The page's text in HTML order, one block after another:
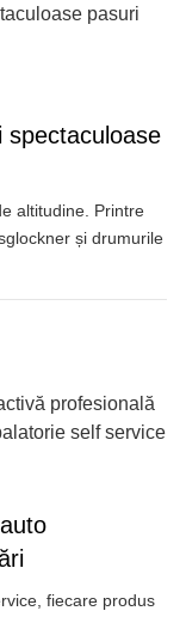
spectaculoase
altitudine. Printre
și drumurile
fiecare produs